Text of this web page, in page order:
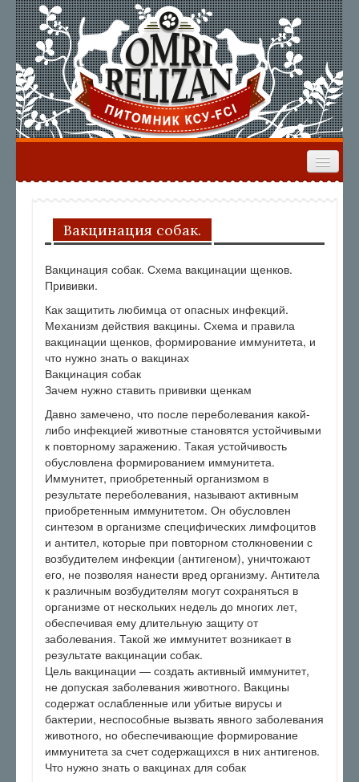
ВЫПУСКНИКИ РЕЗУЛЬТАТЫ ВЫСТАВОК
Вакцинация собак.
Вакцинация собак. Схема вакцинации щенков.
Прививки.
Как защитить любимца от опасных инфекций.
Механизм действия вакцины. Схема и правила
вакцинации щенков, формирование иммунитета, и
что нужно знать о вакцинах
Вакцинация собак
Зачем нужно ставить прививки щенкам
Давно замечено, что после переболевания какой-
либо инфекцией животные становятся устойчивыми
к повторному заражению. Такая устойчивость
обусловлена формированием иммунитета.
Иммунитет, приобретенный организмом в
результате переболевания, называют активным
приобретенным иммунитетом. Он обусловлен
синтезом в организме специфических лимфоцитов
и антител, которые при повторном столкновении с
возбудителем инфекции (антигеном), уничтожают
его, не позволяя нанести вред организму. Антитела
к различным возбудителям могут сохраняться в
организме от нескольких недель до многих лет,
обеспечивая ему длительную защиту от
заболевания. Такой же иммунитет возникает в
результате вакцинации собак.
Цель вакцинации — создать активный иммунитет,
не допуская заболевания животного. Вакцины
содержат ослабленные или убитые вирусы и
бактерии, неспособные вызвать явного заболевания
животного, но обеспечивающие формирование
иммунитета за счет содержащихся в них антигенов.
Что нужно знать о вакцинах для собак